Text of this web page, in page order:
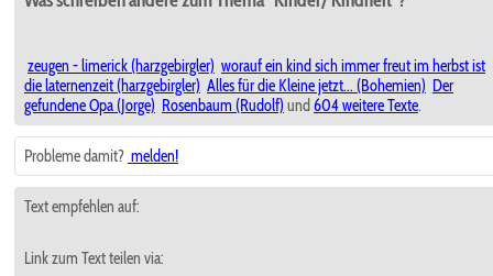
zeugen - limerick (harzgebirgler) worauf ein kind sich immer freut im herbst ist
die laternenzeit (harzgebirgler) Alles für die Kleine jetzt... (Bohemien) Der
gefundene Opa (Jorge) Rosenbaum (Rudolf) und 604 weitere Texte.
Probleme damit? melden!
Text empfehlen auf:
Link zum Text teilen via: